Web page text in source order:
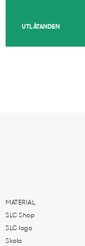
UTLÅTANDEN
MATERIAL
SLC Shop
SLC logo
Skola